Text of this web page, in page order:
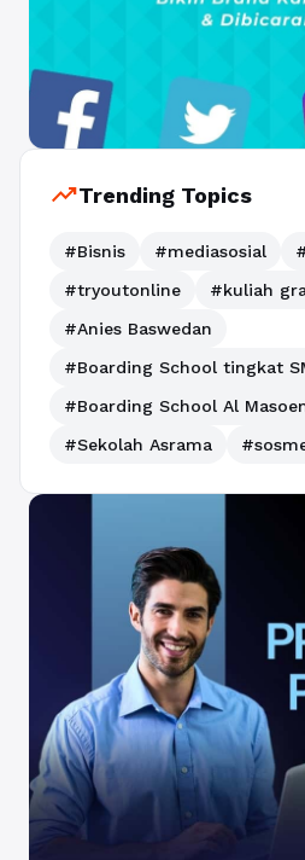
trending_upTrending Topics
#Bisnis #mediasosial
#tryoutonline
#kuliah
#Anies Baswedan
#Boarding School tingkat
#Boarding School Al
#Sekolah Asrama